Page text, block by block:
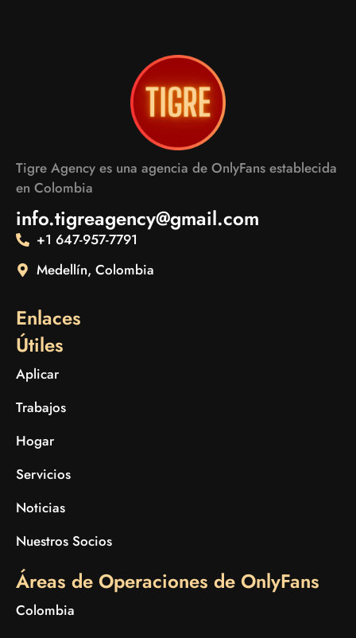
Tigre Agency es una agencia de OnlyFans establecida
en Colombia
info.tigreagency@gmail.com
+1 647-957-7791
Medellín, Colombia
Enlaces
Útiles
Aplicar
Trabajos
Hogar
Servicios
Noticias
Nuestros Socios
Áreas de Operaciones de OnlyFans
Colombia